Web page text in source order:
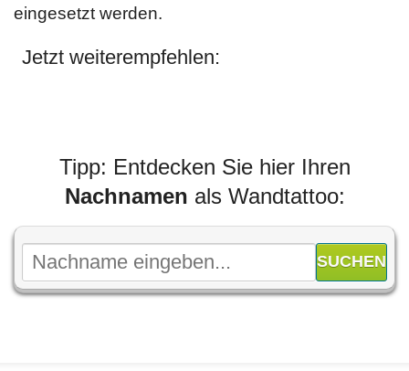
eingesetzt werden.
Jetzt weiterempfehlen:
Tipp: Entdecken Sie hier Ihren
Nachnamen als Wandtattoo: